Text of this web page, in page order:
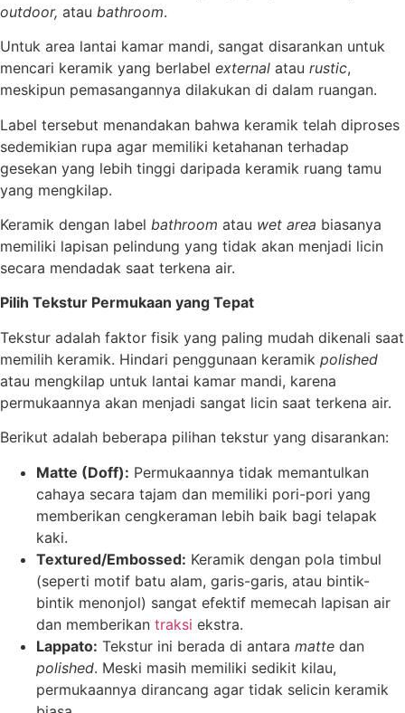
outdoor, atau bathroom.
Untuk area lantai kamar mandi, sangat disarankan untuk
mencari keramik yang berlabel external atau rustic,
meskipun pemasangannya dilakukan di dalam ruangan.
Label tersebut menandakan bahwa keramik telah diproses
sedemikian rupa agar memiliki ketahanan terhadap
gesekan yang lebih tinggi daripada keramik ruang tamu
yang mengkilap.
Keramik dengan label bathroom atau wet area biasanya
memiliki lapisan pelindung yang tidak akan menjadi licin
secara mendadak saat terkena air.
Pilih Tekstur Permukaan yang Tepat
Tekstur adalah faktor fisik yang paling mudah dikenali saat
memilih keramik. Hindari penggunaan keramik polished
atau mengkilap untuk lantai kamar mandi, karena
permukaannya akan menjadi sangat licin saat terkena air.
Berikut adalah beberapa pilihan tekstur yang disarankan:
Matte (Doff): Permukaannya tidak memantulkan
cahaya secara tajam dan memiliki pori-pori yang
memberikan cengkeraman lebih baik bagi telapak
kaki.
Textured/Embossed: Keramik dengan pola timbul
(seperti motif batu alam, garis-garis, atau bintik-
bintik menonjol) sangat efektif memecah lapisan air
dan memberikan traksi ekstra.
Lappato: Tekstur ini berada di antara matte dan
polished. Meski masih memiliki sedikit kilau,
permukaannya dirancang agar tidak selicin keramik